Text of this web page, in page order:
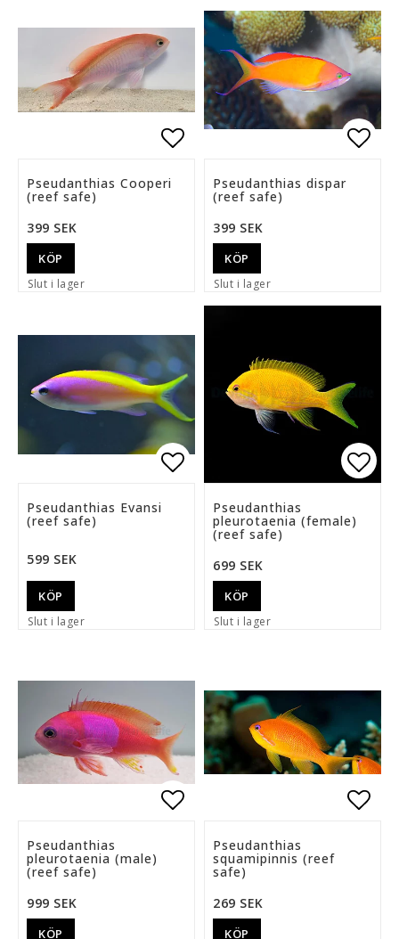
Lägg till i favoritlistan
Pseudanthias Cooperi
(reef safe)
399 SEK
Slut i lager
KÖP
Pseudanthias dispar
(reef safe)
399 SEK
Slut i lager
KÖP
Lägg till i favoritlistan
Pseudanthias Evansi
(reef safe)
599 SEK
Slut i lager
KÖP
Pseudanthias
pleurotaenia (female)
(reef safe)
699 SEK
Slut i lager
KÖP
Lägg till i favoritlistan
Pseudanthias
pleurotaenia (male)
(reef safe)
999 SEK
KÖP
Pseudanthias
squamipinnis (reef
safe)
269 SEK
KÖP